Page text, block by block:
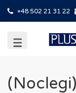
+48 502 21 31 22